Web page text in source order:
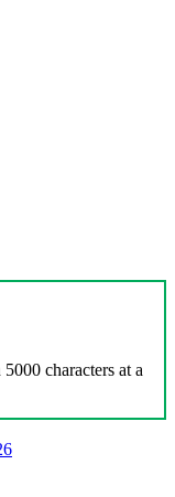
characters at a